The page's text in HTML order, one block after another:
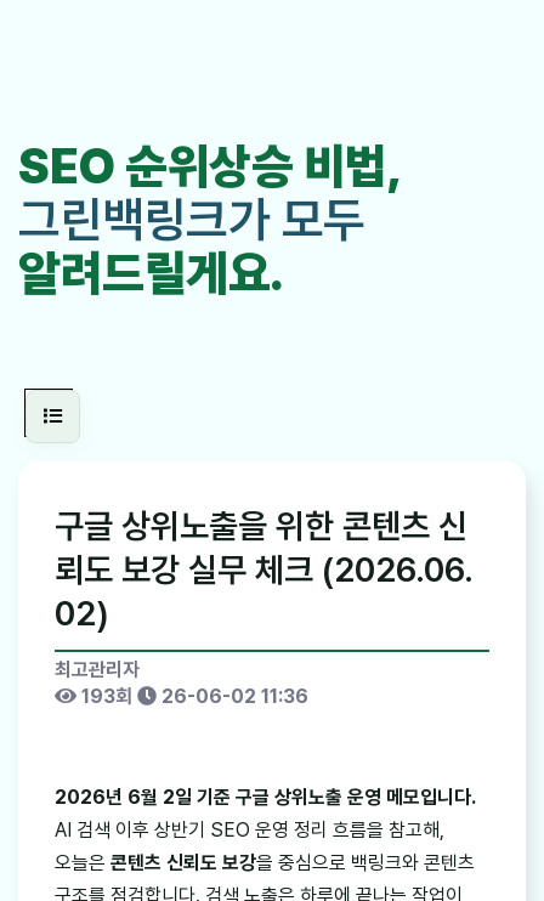
SEO 순위상승 비법,
그린백링크가 모두
알려드릴게요.
구글 상위노출을 위한 콘텐츠 신
뢰도 보강 실무 체크 (2026.06.
02)
최고관리자
193회
26-06-02 11:36
2026년 6월 2일 기준 구글 상위노출 운영 메모입니다.
AI 검색 이후 상반기 SEO 운영 정리 흐름을 참고해,
오늘은 콘텐츠 신뢰도 보강을 중심으로 백링크와 콘텐츠
구조를 점검합니다. 검색 노출은 하루에 끝나는 작업이